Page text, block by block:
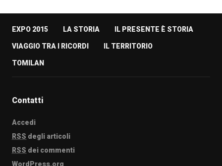
EXPO 2015 LA STORIA IL PRESENTE È STORIA
VIAGGIO TRA I RICORDI IL TERRITORIO
TOMILAN
Contatti
Accedi
RSS degli articoli
RSS dei commenti
WordPress.org